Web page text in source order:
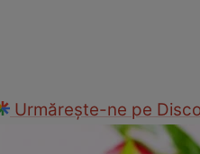
Urmărește-ne pe